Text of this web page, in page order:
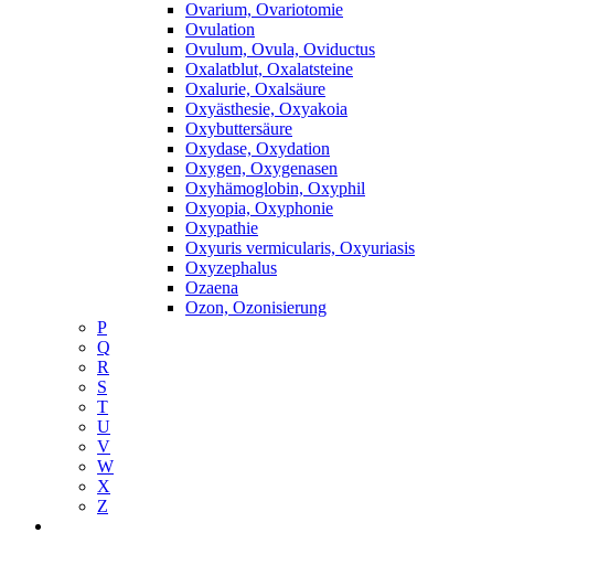
Ovarium, Ovariotomie
Ovulation
Ovulum, Ovula, Oviductus
Oxalatblut, Oxalatsteine
Oxalurie, Oxalsäure
Oxyästhesie, Oxyakoia
Oxybuttersäure
Oxydase, Oxydation
Oxygen, Oxygenasen
Oxyhämoglobin, Oxyphil
Oxyopia, Oxyphonie
Oxypathie
Oxyuris vermicularis, Oxyuriasis
Oxyzephalus
Ozaena
Ozon, Ozonisierung
P
Q
R
S
T
U
V
W
X
Z